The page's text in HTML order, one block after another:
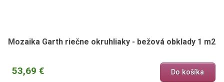
Mozaika Garth riečne okruhliaky - bežová obklady 1 m2
53,69 € Do košíka